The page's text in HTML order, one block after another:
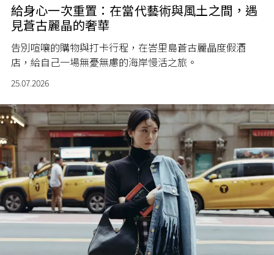
給身心一次重置：在當代藝術與風土之間，遇
見蒼古麗晶的奢華
告別喧嚷的購物與打卡行程，在峇里島蒼古麗晶度假酒
店，給自己一場無憂無慮的海岸慢活之旅。
25.07.2026